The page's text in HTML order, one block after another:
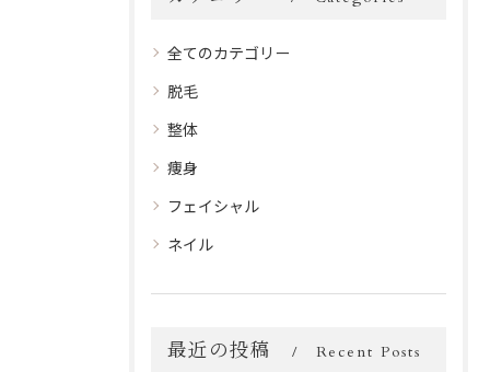
全てのカテゴリー
脱毛
整体
痩身
フェイシャル
ネイル
最近の投稿 Recent Posts